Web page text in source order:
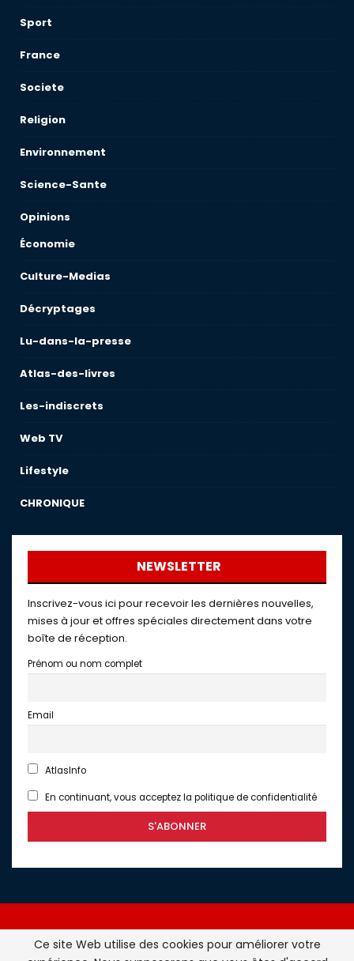
Sport
France
Societe
Religion
Environnement
Science-Sante
Opinions
Économie
Culture-Medias
Décryptages
Lu-dans-la-presse
Atlas-des-livres
Les-indiscrets
Web TV
Lifestyle
CHRONIQUE
NEWSLETTER
Inscrivez-vous ici pour recevoir les dernières nouvelles,
mises à jour et offres spéciales directement dans votre
boîte de réception.
Prénom ou nom complet
Email
AtlasInfo
En continuant, vous acceptez la politique de confidentialité
Ce site Web utilise des cookies pour améliorer votre